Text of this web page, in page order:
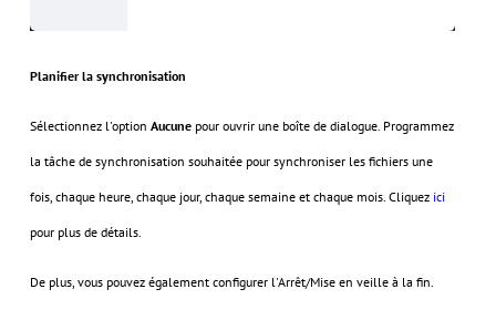
Planifier la synchronisation
Sélectionnez l'option Aucunepour ouvrir une boîte de dialogue. Programmez
la tâche de synchronisation souhaitée pour synchroniser les fichiers une
fois, chaque heure, chaque jour, chaque semaine et chaque mois. Cliquez ici
pour plus de détails.
De plus, vous pouvez également configurer l'Arrêt/Mise en veille à la fin.